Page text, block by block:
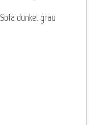
Sofa dunkel grau